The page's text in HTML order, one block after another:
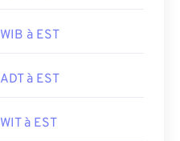
WIB à EST
ADT à EST
WIT à EST